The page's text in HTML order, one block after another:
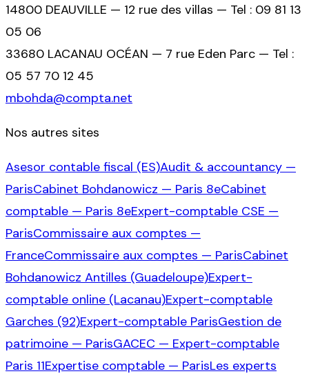
14800 DEAUVILLE — 12 rue des villas — Tel : 09 81 13
05 06
33680 LACANAU OCÉAN — 7 rue Eden Parc — Tel :
05 57 70 12 45
mbohda@compta.net
Nos autres sites
Asesor contable fiscal (ES)Audit & accountancy —
ParisCabinet Bohdanowicz — Paris 8eCabinet
comptable — Paris 8eExpert-comptable CSE —
ParisCommissaire aux comptes —
FranceCommissaire aux comptes — ParisCabinet
Bohdanowicz Antilles (Guadeloupe)Expert-
comptable online (Lacanau)Expert-comptable
Garches (92)Expert-comptable ParisGestion de
patrimoine — ParisGACEC — Expert-comptable
Paris 11Expertise comptable — ParisLes experts